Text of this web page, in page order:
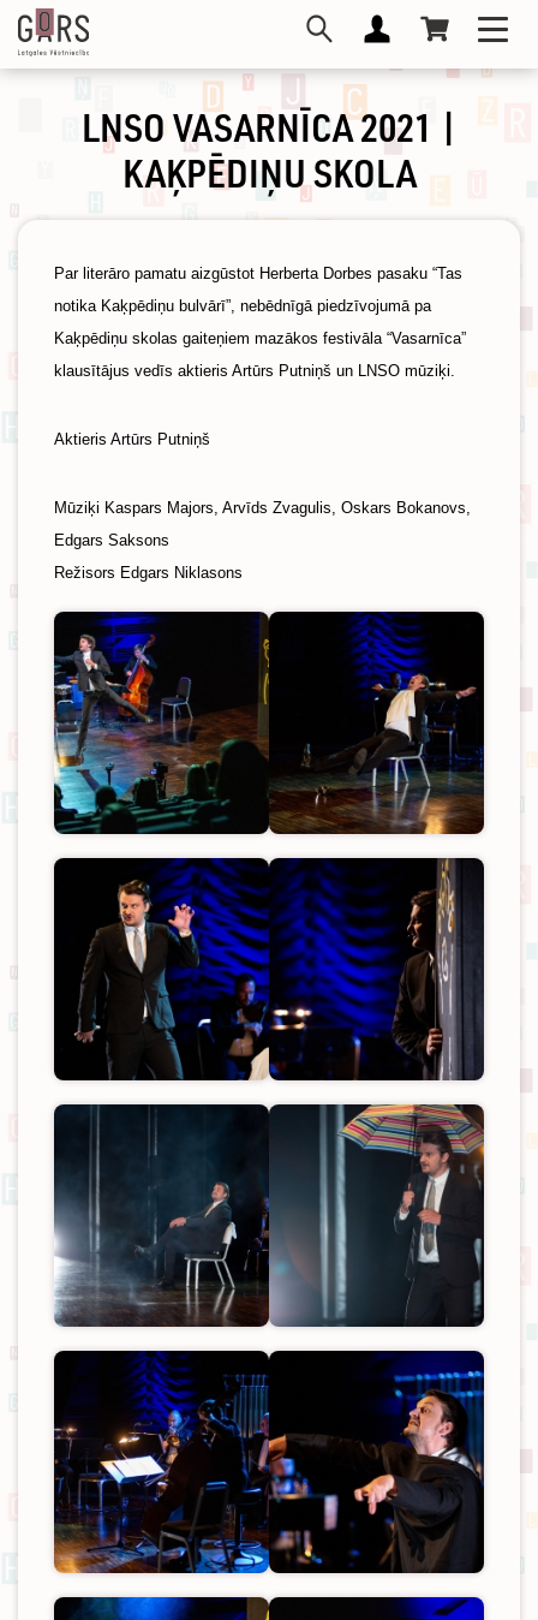
Skip
main
content
LNSO VASARNĪCA 2021 |
KAĶPĒDIŅU SKOLA
Par literāro pamatu aizgūstot Herberta Dorbes pasaku “Tas
notika Kaķpēdiņu bulvārī”, nebēdnīgā piedzīvojumā pa
Kaķpēdiņu skolas gaiteņiem mazākos festivāla “Vasarnīca”
klausītājus vedīs aktieris Artūrs Putniņš un LNSO mūziķi.
Aktieris Artūrs Putniņš
Mūziķi Kaspars Majors, Arvīds Zvagulis, Oskars Bokanovs,
Edgars Saksons
Režisors Edgars Niklasons